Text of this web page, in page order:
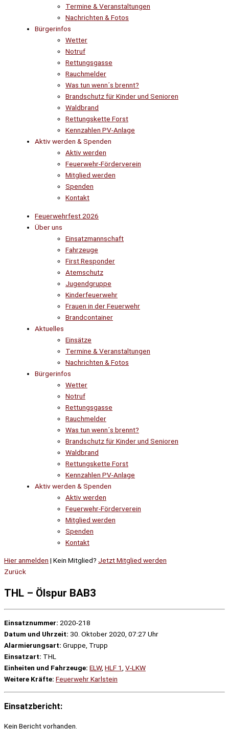
Termine & Veranstaltungen
Nachrichten & Fotos
Bürgerinfos
Wetter
Notruf
Rettungsgasse
Rauchmelder
Was tun wenn´s brennt?
Brandschutz für Kinder und Senioren
Waldbrand
Rettungskette Forst
Kennzahlen PV-Anlage
Aktiv werden & Spenden
Aktiv werden
Feuerwehr-Förderverein
Mitglied werden
Spenden
Kontakt
Feuerwehrfest 2026
Über uns
Einsatzmannschaft
Fahrzeuge
First Responder
Atemschutz
Jugendgruppe
Kinderfeuerwehr
Frauen in der Feuerwehr
Brandcontainer
Aktuelles
Einsätze
Termine & Veranstaltungen
Nachrichten & Fotos
Bürgerinfos
Wetter
Notruf
Rettungsgasse
Rauchmelder
Was tun wenn´s brennt?
Brandschutz für Kinder und Senioren
Waldbrand
Rettungskette Forst
Kennzahlen PV-Anlage
Aktiv werden & Spenden
Aktiv werden
Feuerwehr-Förderverein
Mitglied werden
Spenden
Kontakt
Hier anmelden | Kein Mitglied? Jetzt Mitglied werden
Zurück
THL – Ölspur BAB3
Einsatznummer: 2020-218
Datum und Uhrzeit: 30. Oktober 2020, 07:27 Uhr
Alarmierungsart: Gruppe, Trupp
Einsatzart: THL
Einheiten und Fahrzeuge: ELW, HLF 1 V-LKW
Weitere Kräfte: Feuerwehr Karlstein
Einsatzbericht:
Kein Bericht vorhanden.